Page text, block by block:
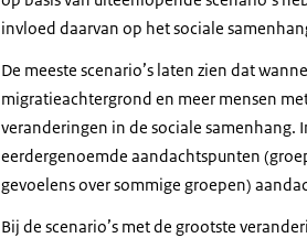
invloed daarvan op het sociale
De meeste scenario’s laten zien dat
migratieachtergrond en meer mensen
veranderingen in de sociale samenhang.
eerdergenoemde aandachtspunten
gevoelens over sommige groepen)
Bij de scenario’s met de grootste